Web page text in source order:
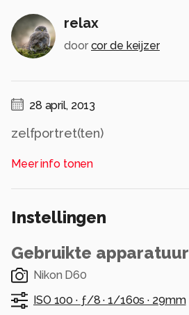
relax
door cor de keijzer
28 april, 2013
zelfportret(ten)
Alle rechten voorbehouden
Meer info tonen
Instellingen
Gebruikte apparatuur
Nikon D60
ISO 100 · ƒ/8 ·1/160s · 29mm